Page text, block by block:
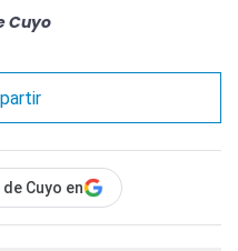
Cuyo
Cuyo en